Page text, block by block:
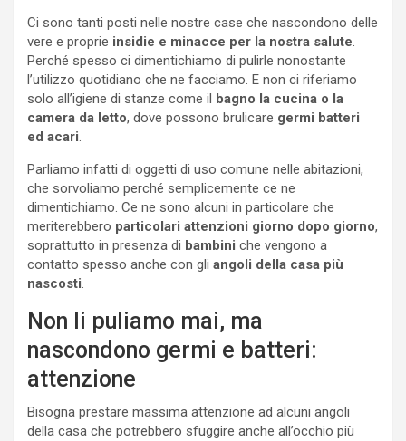
Ci sono tanti posti nelle nostre case che nascondono delle
vere e proprie insidie e minacce per la nostra salute.
Perché spesso ci dimentichiamo di pulirle nonostante
l’utilizzo quotidiano che ne facciamo. E non ci riferiamo
solo all’igiene di stanze come il
bagno la cucina o la
camera da letto, dove possono brulicare germi batteri
ed acari.
Parliamo infatti di oggetti di uso comune nelle abitazioni,
che sorvoliamo perché semplicemente ce ne
dimentichiamo. Ce ne sono alcuni in particolare che
meriterebbero particolari attenzioni giorno dopo giorno,
soprattutto in presenza di bambini che vengono a
contatto spesso anche con gli angoli della casa più
nascosti.
Non li puliamo mai, ma
nascondono germi e batteri:
attenzione
Bisogna prestare massima attenzione ad alcuni angoli
della casa che potrebbero sfuggire anche all’occhio più